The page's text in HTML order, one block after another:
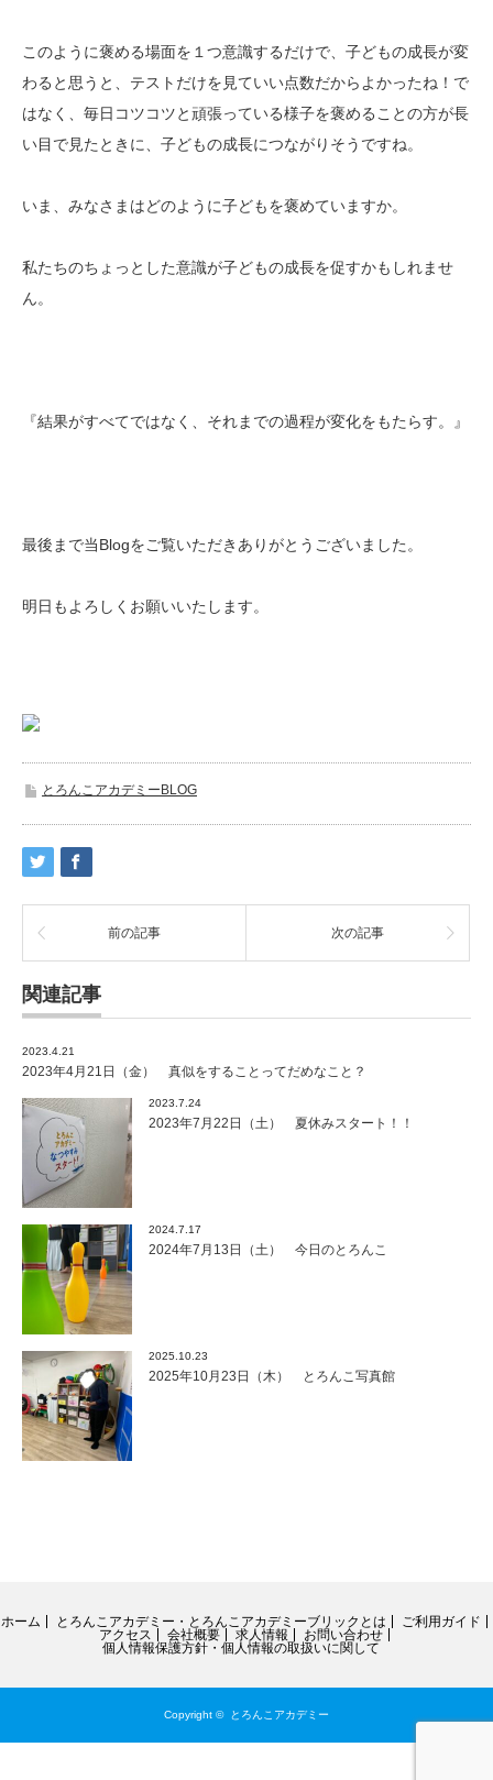
このように褒める場面を１つ意識するだけで、子どもの成長が変
わると思うと、テストだけを見ていい点数だからよかったね！で
はなく、毎日コツコツと頑張っている様子を褒めることの方が長
い目で見たときに、子どもの成長につながりそうですね。
いま、みなさまはどのように子どもを褒めていますか。
私たちのちょっとした意識が子どもの成長を促すかもしれませ
ん。
『結果がすべてではなく、それまでの過程が変化をもたらす。』
最後まで当Blogをご覧いただきありがとうございました。
明日もよろしくお願いいたします。
とろんこアカデミーBLOG
前の記事 次の記事
関連記事
2023.4.21
2023年4月21日（金） 真似をすることってだめなこと？
2023.7.24
2023年7月22日（土） 夏休みスタート！！
2024.7.17
2024年7月13日（土） 今日のとろんこ
2025.10.23
2025年10月23日（木） とろんこ写真館
ホーム とろんこアカデミー・とろんこアカデミーブリックとは
ご利用ガイド
アクセス
会社概要 求人情報
お問い合わせ
個人情報保護方針・個人情報の取扱いに関して
Copyright © とろんこアカデミー